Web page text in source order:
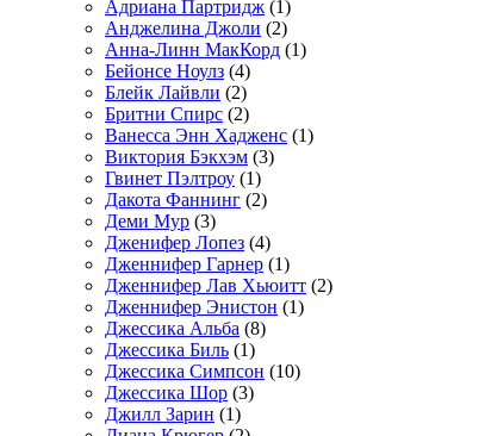
Адриана Партридж (1)
Анджелина Джоли (2)
Анна-Линн МакКорд (1)
Бейонсе Ноулз (4)
Блейк Лайвли (2)
Бритни Спирс (2)
Ванесса Энн Хадженс (1)
Виктория Бэкхэм (3)
Гвинет Пэлтроу (1)
Дакота Фаннинг (2)
Деми Мур (3)
Дженифер Лопез (4)
Дженнифер Гарнер (1)
Дженнифер Лав Хьюитт (2)
Дженнифер Энистон (1)
Джессика Альба (8)
Джессика Биль (1)
Джессика Симпсон (10)
Джессика Шор (3)
Джилл Зарин (1)